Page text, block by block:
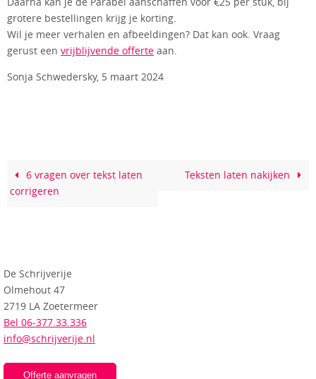
grotere bestellingen krijg je korting.
Wil je meer verhalen en afbeeldingen? Dat kan ook. Vraag
gerust een vrijblijvende offerte aan.
Sonja Schwedersky, 5 maart 2024
6 vragen over tekst laten
corrigeren
Teksten laten nakijken
De Schrijverije
Olmehout 47
2719 LA Zoetermeer
Bel 06-377.33.336
info@schrijverije.nl
Offerte aanvragen